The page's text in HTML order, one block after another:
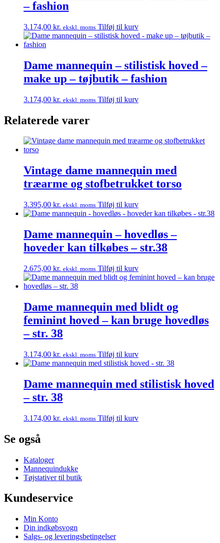
– fashion
3.174,00 kr. ekskl. moms Tilføj til kurv
Dame mannequin – stilistisk hoved –
make up – tøjbutik – fashion
3.174,00 kr. ekskl. moms Tilføj til kurv
Relaterede varer
Vintage dame mannequin med
træarme og stofbetrukket torso
3.395,00 kr. ekskl. moms Tilføj til kurv
Dame mannequin – hovedløs –
hoveder kan tilkøbes – str.38
2.675,00 kr. ekskl. moms Tilføj til kurv
Dame mannequin med blidt og
feminint hoved – kan bruge hovedløs
– str. 38
3.174,00 kr. ekskl. moms Tilføj til kurv
Dame mannequin med stilistisk hoved
– str. 38
3.174,00 kr. ekskl. moms Tilføj til kurv
Se også
Kataloger
Mannequindukke
Tøjstativer til butik
Kundeservice
Min Konto
Din indkøbsvogn
Salgs- og leveringsbetingelser